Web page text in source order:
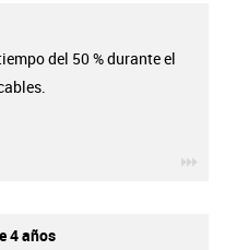
del 50 % durante el
4 años